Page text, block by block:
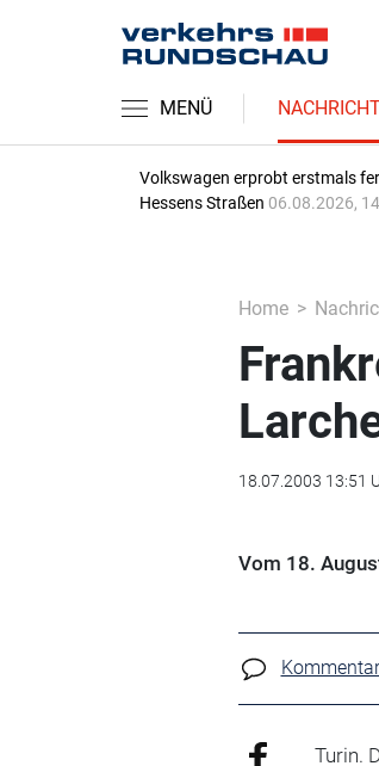
MENÜ
Volkswagen erprobt erstmals
Hessens Straßen 06.08.2026,
Home
18.07.2003 13:51
Vom 18.
Turin.